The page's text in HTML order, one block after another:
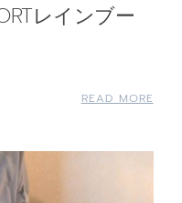
レインブー
READ MORE